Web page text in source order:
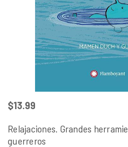
$13.99
Relajaciones. Grandes
guerreros